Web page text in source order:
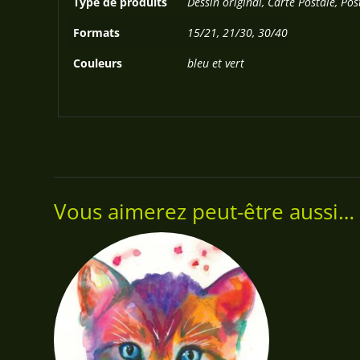
Formats
15/21, 21/30, 30/40
Couleurs
bleu et vert
Vous aimerez peut-être aussi…